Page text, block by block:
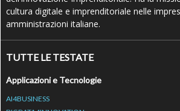
cultura digitale e imprenditoriale nelle
amministrazioni italiane.
TUTTE LE TESTATE
Applicazioni e Tecnologie
AI4BUSINESS